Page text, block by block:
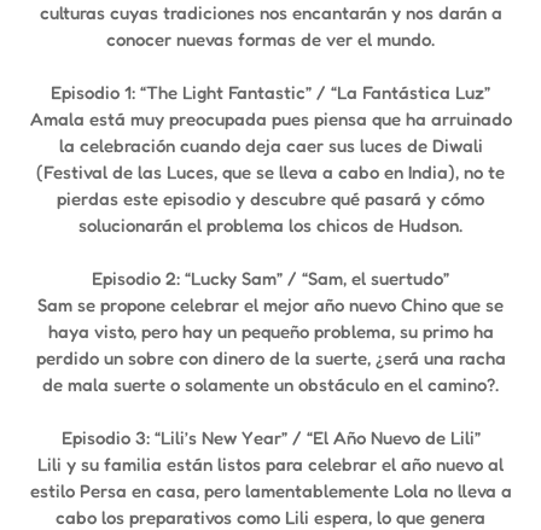
culturas cuyas tradiciones nos encantarán y nos darán a
conocer nuevas formas de ver el mundo.
Episodio 1: “The Light Fantastic” / “La Fantástica Luz”
Amala está muy preocupada pues piensa que ha arruinado
la celebración cuando deja caer sus luces de Diwali
(Festival de las Luces, que se lleva a cabo en India), no te
pierdas este episodio y descubre qué pasará y cómo
solucionarán el problema los chicos de Hudson.
Episodio 2: “Lucky Sam” / “Sam, el suertudo”
Sam se propone celebrar el mejor año nuevo Chino que se
haya visto, pero hay un pequeño problema, su primo ha
perdido un sobre con dinero de la suerte, ¿será una racha
de mala suerte o solamente un obstáculo en el camino?.
Episodio 3: “Lili’s New Year” / “El Año Nuevo de Lili”
Lili y su familia están listos para celebrar el año nuevo al
estilo Persa en casa, pero lamentablemente Lola no lleva a
cabo los preparativos como Lili espera, lo que genera